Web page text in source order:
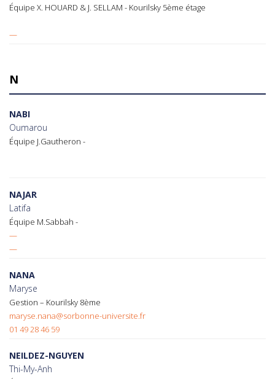
Équipe X. HOUARD & J. SELLAM - Kourilsky 5ème étage
—
N
NABI
Oumarou
Équipe J.Gautheron -
NAJAR
Latifa
Équipe M.Sabbah -
—
—
NANA
Maryse
Gestion – Kourilsky 8ème
maryse.nana@sorbonne-universite.fr
01 49 28 46 59
NEILDEZ-NGUYEN
Thi-My-Anh